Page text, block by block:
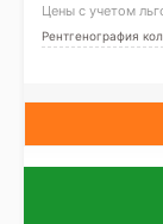
Цены с учетом
Рентгенография